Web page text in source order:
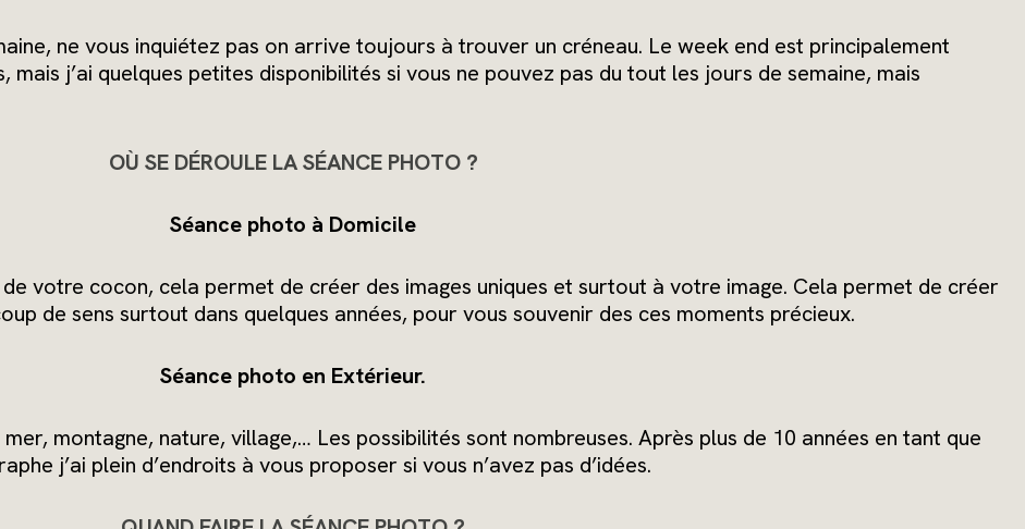
ne vous inquiétez pas on arrive toujours à trouver un créneau. Le week end est principalement
j’ai quelques petites disponibilités si vous ne pouvez pas du tout les jours de semaine, mais
OÙ SE DÉROULE LA SÉANCE PHOTO ?
Séance photo à Domicile
votre cocon, cela permet de créer des images uniques et surtout à votre image. Cela permet de créer
de sens surtout dans quelques années, pour vous souvenir des ces moments précieux.
Séance photo en Extérieur.
montagne, nature, village,… Les possibilités sont nombreuses. Après plus de 10 années en tant que
j’ai plein d’endroits à vous proposer si vous n’avez pas d’idées.